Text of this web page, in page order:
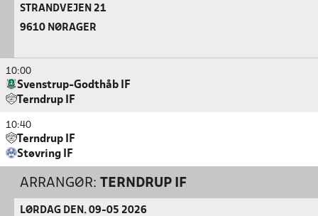
STRANDVEJEN 21
9610 NØRAGER
10:00
Svenstrup-Godthåb IF
Terndrup IF
10:40
Terndrup IF
Støvring IF
ARRANGØR: TERNDRUP IF
LØRDAG DEN. 09-05 2026